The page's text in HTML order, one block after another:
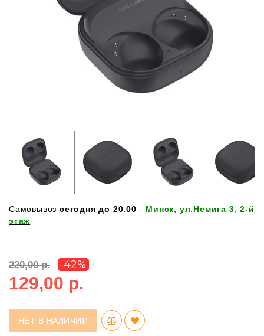
Самовывоз сегодня до 20.00 - Минск, ул.Немига 3, 2-й
этаж
220,00 р. -42%
129,00 р.
НЕТ В НАЛИЧИИ